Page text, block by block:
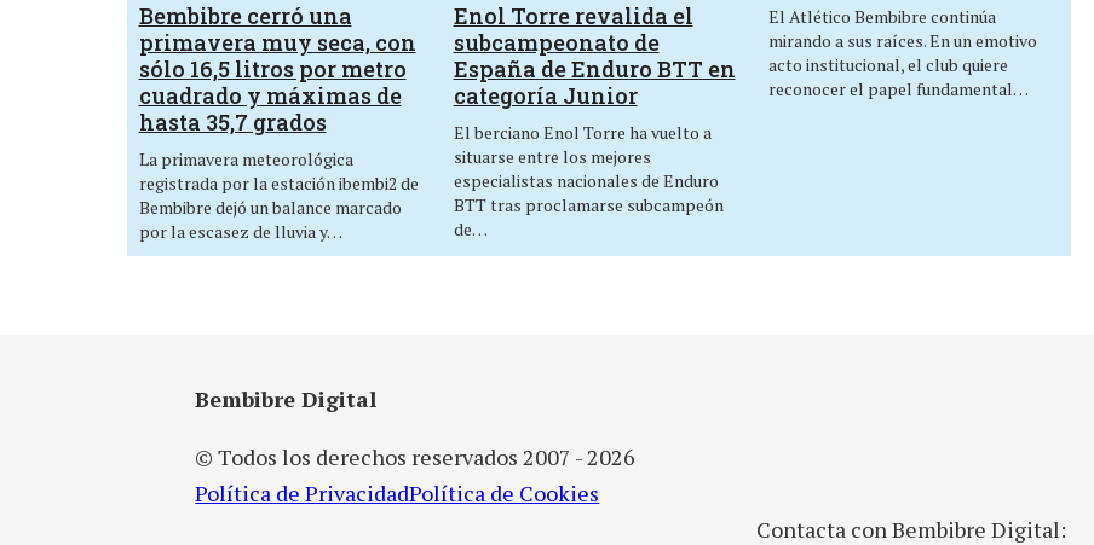
Bembibre cerró una
primavera muy seca, con
sólo 16,5 litros por metro
cuadrado y máximas de
hasta 35,7 grados
La primavera meteorológica
registrada por la estación ibembi2 de
Bembibre dejó un balance marcado
por la escasez de lluvia y…
Enol Torre revalida el
subcampeonato de
España de Enduro BTT en
categoría Junior
El berciano Enol Torre ha vuelto a
situarse entre los mejores
especialistas nacionales de Enduro
BTT tras proclamarse subcampeón
de…
El Atlético Bembibre continúa
mirando a sus raíces. En un emotivo
acto institucional, el club quiere
reconocer el papel fundamental…
Bembibre Digital
© Todos los derechos reservados 2007 - 2026
Política de PrivacidadPolítica de Cookies
Contacta con Bembibre Digital: